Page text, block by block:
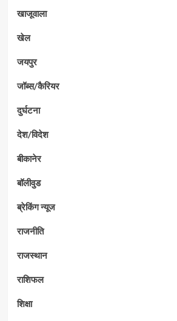
खाजूवाला
खेल
जयपुर
जॉब्स/कैरियर
दुर्घटना
देश/विदेश
बीकानेर
बॉलीवुड
ब्रेकिंग न्यूज
राजनीति
राजस्थान
राशिफल
शिक्षा